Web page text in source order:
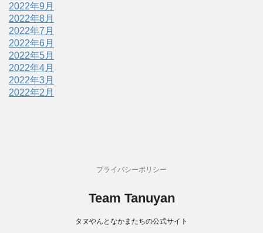
2022年9月
2022年8月
2022年7月
2022年6月
2022年5月
2022年4月
2022年3月
2022年2月
プライバシーポリシー
Team Tanuyan
タヌやんとなかまたちの公式サイト